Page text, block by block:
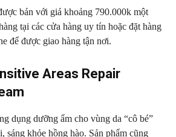
bán với giá khoảng 790.000k một
tại các cửa hàng uy tín hoặc đặt hàng
để được giao hàng tận nơi.
Areas Repair
dụng dưỡng ẩm cho vùng da “cô bé”
sáng khỏe hồng hào. Sản phẩm cũng